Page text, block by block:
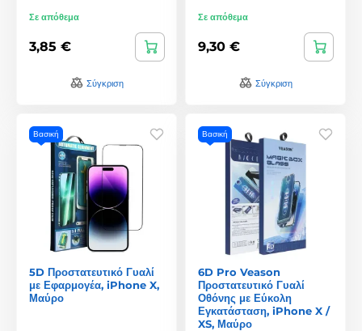
Σε απόθεμα
3,85 €
Σύγκριση
Σε απόθεμα
9,30 €
Σύγκριση
Βασική
5D Προστατευτικό Γυαλί
με Εφαρμογέα, iPhone X,
Μαύρο
Βασική
6D Pro Veason
Προστατευτικό Γυαλί
Οθόνης με Εύκολη
Εγκατάσταση, iPhone X /
XS, Μαύρο